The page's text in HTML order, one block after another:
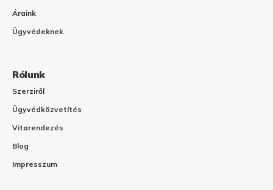
Áraink
Ügyvédeknek
Rólunk
Szerziről
Ügyvédközvetítés
Vitarendezés
Blog
Impresszum